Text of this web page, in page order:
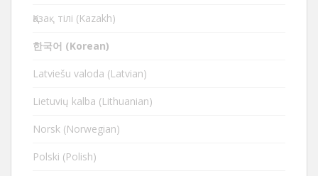
Қазақ тілі (Kazakh)
한국어 (Korean)
Latviešu valoda (Latvian)
Lietuvių kalba (Lithuanian)
Norsk (Norwegian)
Polski (Polish)